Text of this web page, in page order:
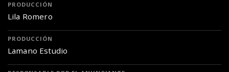
PRODUCCIÓN
Lila Romero
PRODUCCIÓN
Lamano Estudio